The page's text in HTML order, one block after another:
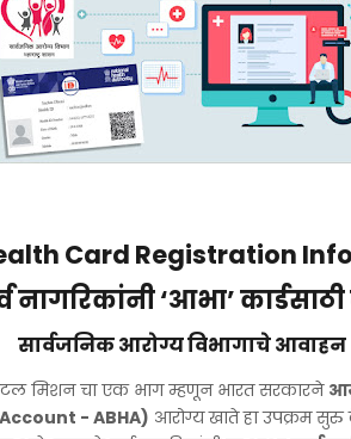
Card Registration
नागरिकांनी ‘आभा’
सार्वजनिक आरोग्य विभागाचे आवाहन
मिशन चा एक भाग म्हणून भारत सरकारने
- ABHA) आरोग्य खाते हा उपक्रम सुरु